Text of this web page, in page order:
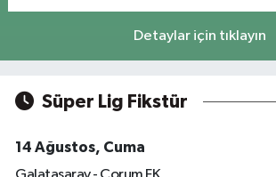
Detaylar için tıklayın
Süper Lig Fikstür
14 Ağustos, Cuma